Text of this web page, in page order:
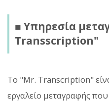
■ Υπηρεσία
Transscription"
Το "Mr. Transcription"
εργαλείο μεταγραφής